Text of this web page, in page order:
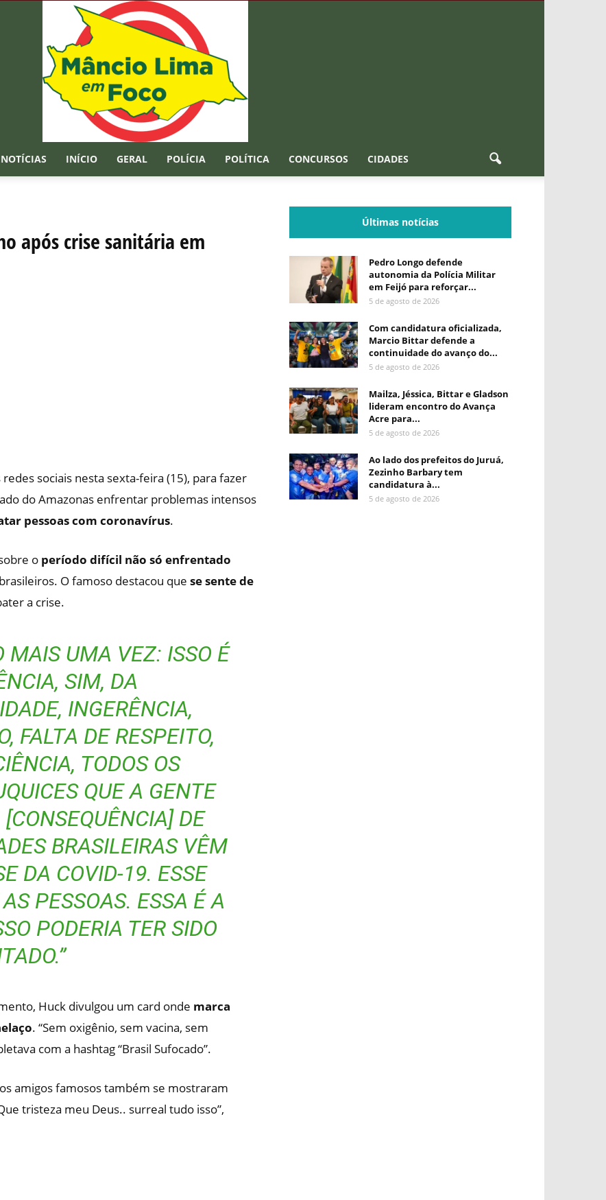
INÍCIO GERAL POLÍCIA POLÍTICA CONCURSOS CIDADES
após crise sanitária em
redes sociais nesta sexta-feira (15), para fazer
do Amazonas enfrentar problemas intensos
pessoas com coronavírus.
o período difícil não só enfrentado
O famoso destacou que se sente de
a crise.
MAIS UMA VEZ: ISSO É
SIM, DA
INGERÊNCIA,
FALTA DE RESPEITO,
TODOS OS
QUE A GENTE
DE
BRASILEIRAS VÊM
DA COVID-19. ESSE
PESSOAS. ESSA É A
PODERIA TER SIDO
Huck divulgou um card onde marca
. “Sem oxigênio, sem vacina, sem
com a hashtag “Brasil Sufocado”.
amigos famosos também se mostraram
tristeza meu Deus.. surreal tudo isso”,
Últimas notícias
Pedro Longo defende
autonomia da Polícia Militar
em Feijó para reforçar...
5 de agosto de 2026
Com candidatura oficializada,
Marcio Bittar defende a
continuidade do avanço do...
5 de agosto de 2026
Mailza, Jéssica, Bittar e Gladson
lideram encontro do Avança
Acre para...
5 de agosto de 2026
Ao lado dos prefeitos do Juruá,
Zezinho Barbary tem
candidatura à...
5 de agosto de 2026